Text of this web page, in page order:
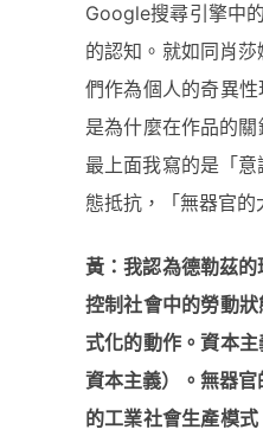
Google搜尋引擎中
的認知。就如同肖
們作為個人的奇異
是為什麼在作品的
最上面我寫的是「
態抵抗，「無器官
黃：我認為德勒茲的
控制社會中的勞動狀
式化的動作。資本
資本主義）。無器
的工業社會生產模